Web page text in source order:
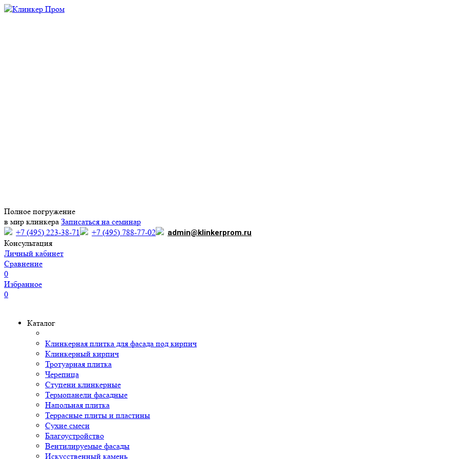
Полное погружение
в мир клинкера Записаться на семинар
+7 (495) 223-38-71
+7 (495) 788-77-02 admin@klinkerprom.ru
Консультация
Личный кабинет
Сравнение
0
Избранное
0
Каталог
Клинкерная плитка для фасада под кирпич
Клинкерный кирпич
Тротуарная плитка
Черепица
Ступени клинкерные
Термопанели фасадные
Напольная плитка
Террасные плиты и пластины
Сухие смеси
Благоустройство
Вентилируемые фасады
Искусственный камень